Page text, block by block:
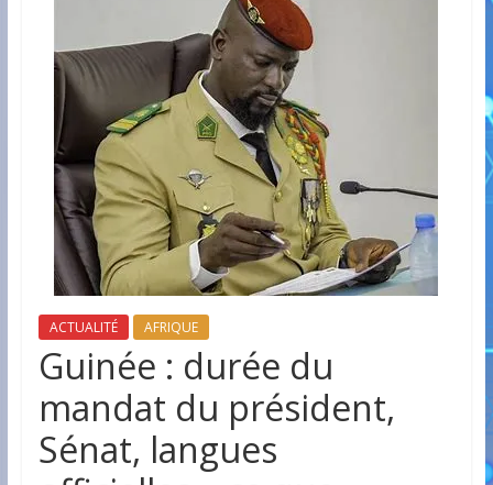
ACTUALITÉ AFRIQUE
Guinée : durée du
mandat du président,
Sénat, langues